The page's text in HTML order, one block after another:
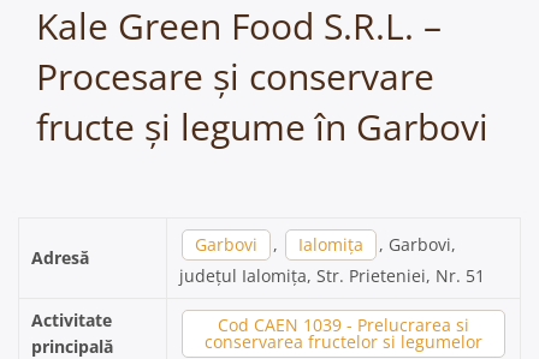
Kale Green Food S.R.L. –
Procesare și conservare
fructe și legume în Garbovi
Adresă
Garbovi , Ialomița
, Garbovi,
județul Ialomița, Str. Prieteniei, Nr. 51
Activitate
principală
Cod CAEN 1039 - Prelucrarea si
conservarea fructelor si legumelor